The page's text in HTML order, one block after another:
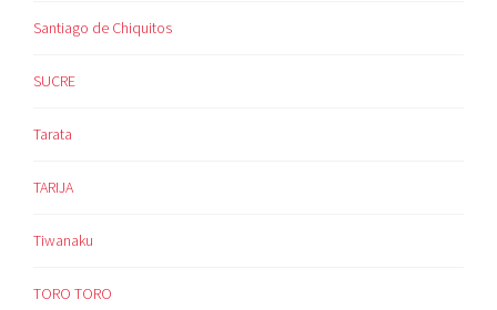
Santiago de Chiquitos
SUCRE
Tarata
TARIJA
Tiwanaku
TORO TORO